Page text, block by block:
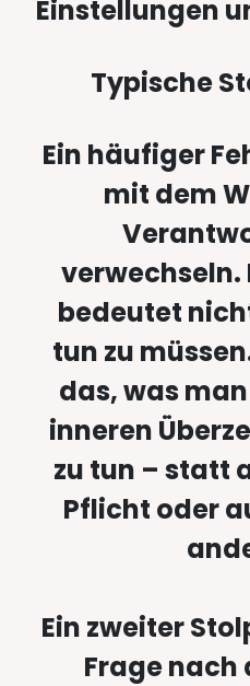
Einstellungen
Typische
Ein häufiger
mit dem
verwechseln.
bedeutet
tun zu
das, was
inneren
zu tun – statt
Pflicht oder
Ein zweiter
Frage nach